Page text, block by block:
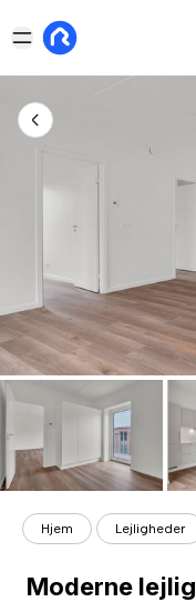
Hjem Lejligheder